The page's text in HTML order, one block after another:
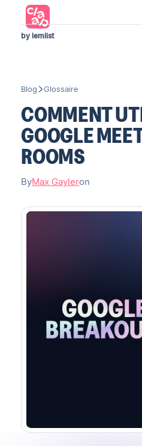
by lemlist
Blog Glossaire
COMMENT
GOOGLE
ROOMS
ByMax Gayleron